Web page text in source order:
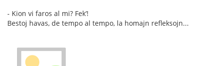
- Kion vi faros al mi? Fek’!
Bestoj havas, de tempo al tempo, la homajn refleksojn...